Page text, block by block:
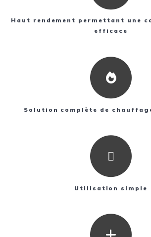
Haut rendement permettant une
efficace
Solution complète de
Utilisation simple